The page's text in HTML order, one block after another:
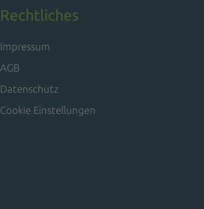
Rechtliches
Impressum
AGB
Datenschutz
Cookie Einstellungen